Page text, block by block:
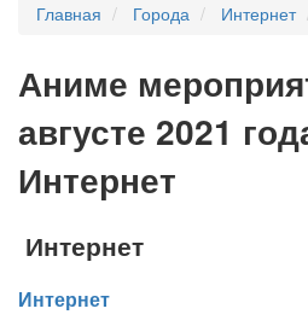
Главная Города Интернет
Аниме
августе 2021
Интернет
Интернет
Интернет